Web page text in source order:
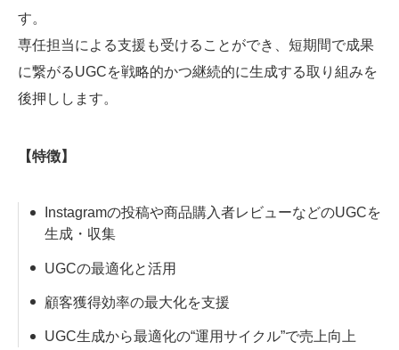
す。
専任担当による支援も受けることができ、短期間で成果
に繋がるUGCを戦略的かつ継続的に生成する取り組みを
後押しします。
【特徴】
Instagramの投稿や商品購入者レビューなどのUGCを
生成・収集
UGCの最適化と活用
顧客獲得効率の最大化を支援
UGC生成から最適化の“運用サイクル”で売上向上